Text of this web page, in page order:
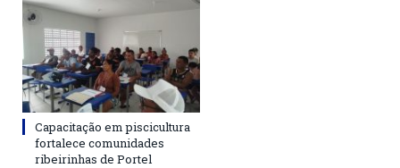
Capacitação em piscicultura
fortalece comunidades
ribeirinhas de Portel